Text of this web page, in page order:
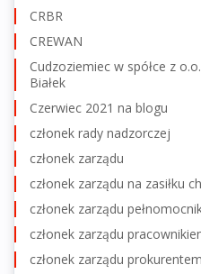
CRBR
CREWAN
Cudzoziemiec w spółce z
Białek
Czerwiec 2021 na blogu
członek rady nadzorczej
członek zarządu
członek zarządu na zasiłku
członek zarządu
członek zarządu
członek zarządu prokurentem